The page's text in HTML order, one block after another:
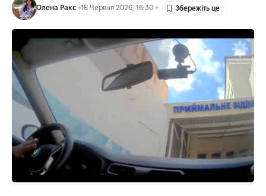
Олена Ракс 18 Червня 2026, 16:30